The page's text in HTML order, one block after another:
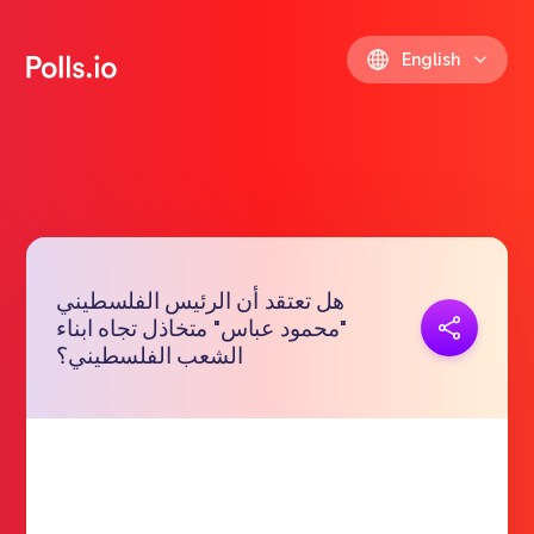
English
هل تعتقد أن الرئيس الفلسطيني
"محمود عباس" متخاذل تجاه ابناء
الشعب الفلسطيني؟
Copy link